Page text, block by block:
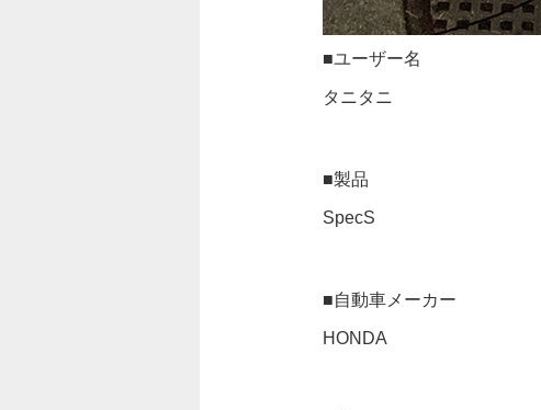
■ユーザー名
タニタニ
■製品
SpecS
■自動車メーカー
HONDA